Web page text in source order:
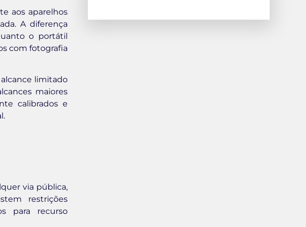
aos aparelhos
A diferença
o portátil
com fotografia
limitado
maiores
calibrados e
via pública,
restrições
para recurso